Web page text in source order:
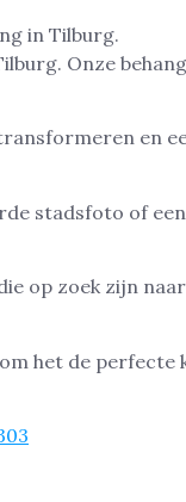
Onze
en
stadsfoto of
op zoek zijn
het de perfecte